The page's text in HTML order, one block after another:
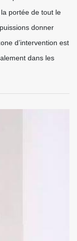
portée de tout le
donner
d’intervention est
dans les